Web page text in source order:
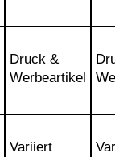
Druck &
Werbeartikel
Variiert